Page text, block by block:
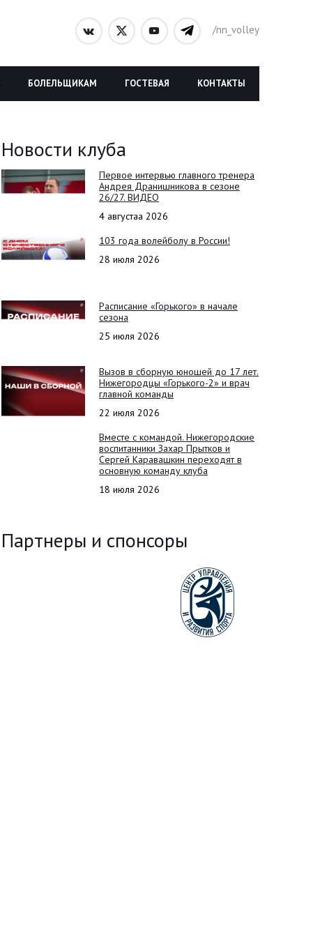
/nn_volley
КОНТАКТЫ
ГОСТЕВАЯ
БОЛЕЛЬЩИКАМ
Новости клуба
Первое интервью главного тренера
Андрея Дранишникова в сезоне
26/27. ВИДЕО
4 августаа 2026
103 года волейболу в России!
28 июля 2026
Расписание «Горького» в начале
сезона
25 июля 2026
Вызов в сборную юношей до 17 лет.
Нижегородцы «Горького-2» и врач
главной команды
22 июля 2026
Вместе с командой. Нижегородские
воспитанники Захар Прытков и
Сергей Каравашкин переходят в
основную команду клуба
18 июля 2026
Партнеры и спонсоры